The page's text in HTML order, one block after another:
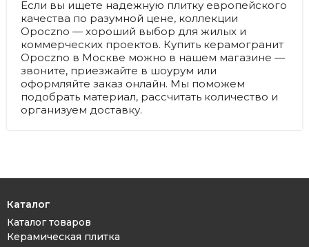
Если вы ищете надежную плитку европейского
качества по разумной цене, коллекции
Opoczno — хороший выбор для жилых и
коммерческих проектов. Купить керамогранит
Opoczno в Москве можно в нашем магазине —
звоните, приезжайте в шоурум или
оформляйте заказ онлайн. Мы поможем
подобрать материал, рассчитать количество и
организуем доставку.
Каталог
Каталог товаров
Керамическая плитка